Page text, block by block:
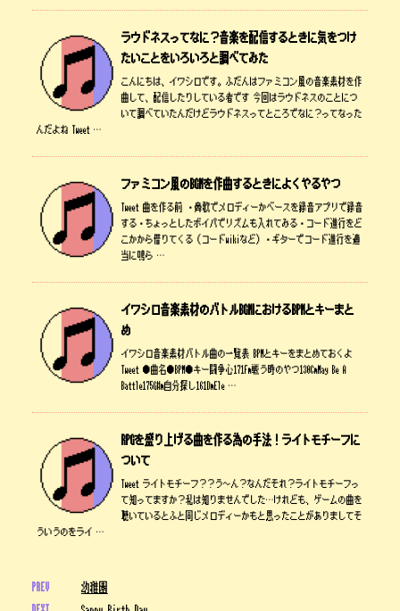
ラウドネスってなに？音楽を配信するときに気をつけ
たいことをいろいろと調べてみた
こんにちは、イワシロです。ふだんはファミコン風の音楽素材を作
曲して、配信したりしている者です 今回はラウドネスのことにつ
いて調べていたんだけどラウドネスってところでなに？ってなった
んだよね Tweet …
ファミコン風のBGMを作曲するときによくやるやつ
Tweet 曲を作る前 ・鼻歌でメロディーかベースを録音アプリで録音
する・ちょっとしたボイパでリズムも入れてみる・コード進行をど
こかから借りてくる（コードwikiなど）・ギターでコード進行を適
当に鳴ら …
イワシロ音楽素材のバトルBGMにおけるBPMとキーまと
め
イワシロ音楽素材バトル曲の一覧表 BPMとキーをまとめておくよ
Tweet ●曲名●BPM●キー闘争心171Fm戦う時のやつ130CmMay Be A
Battle175G#m自分探し161DmEle …
RPGを盛り上げる曲を作る為の手法！ライトモチーフに
ついて
Tweet ライトモチーフ？？う～ん？なんだそれ？ライトモチーフっ
て知ってますか？私は知りませんでした…けれども、ゲームの曲を
聴いているとふと同じメロディーかもと思ったことがありましてそ
ういうのをライ …
PREV 幼稚園